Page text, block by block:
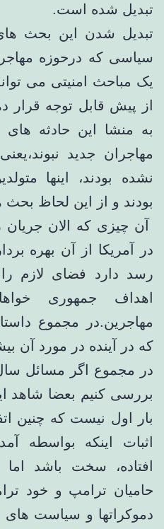
تبدیل شده است.
تبدیل شدن این بحث
سیاسی که درحوزه
یک مباحث امنیتی می
از پیش قابل توجه قرار
به منشا این حادثه های
مهاجران جدید
نشده بودند، اینها
بودند و از این لحاظ
آن چیزی که الان
در آمریکا از آن بهره
رسد دارد فضای لازم
اهداف جمهوری
مهاجرین.در مجموع
که در آینده در مورد آن
در مجموع اگر مسائل سال
بررسی کنیم بعضا شاهد
بار اول نیست که چنین
اثبات اینکه بواسطه
افتاده، سخت باشد
حامیان ترامپ و خود
دموکراتها و سیاست های